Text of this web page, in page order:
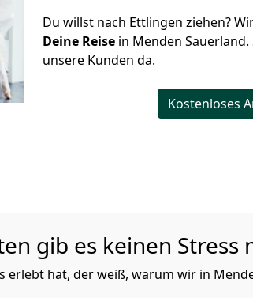
Du willst nach Ettlingen ziehen?
Deine Reise in Menden
unsere Kunden da.
Kostenloses
gib es keinen Stress
erlebt hat, der weiß, warum wir in